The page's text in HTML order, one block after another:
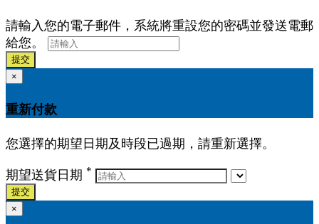
請輸入您的電子郵件，系統將重設您的密碼並發送電郵
給您。
提交
×
重新付款
您選擇的期望日期及時段已過期，請重新選擇。
期望送貨日期 *
提交
×